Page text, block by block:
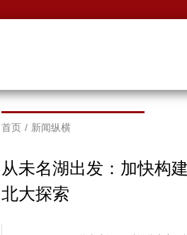
首页 / 新闻纵横
从未名湖出发：加快构
北大探索